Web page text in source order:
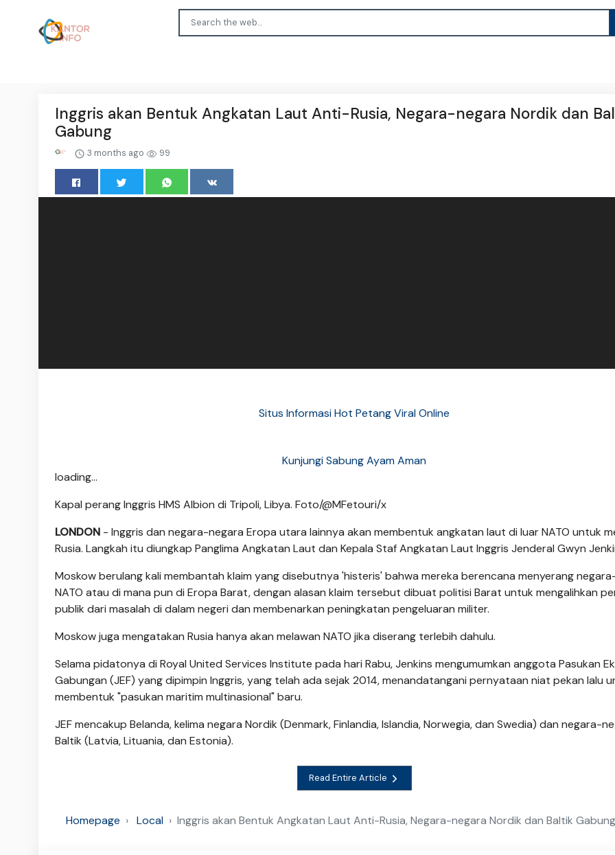
Inggris akan Bentuk Angkatan Laut Anti-Rusia, Negara-negara Nordik dan
Gabung
3 months ago 99
Situs Informasi Hot Petang Viral Online
Kunjungi Sabung Ayam Aman
loading...
Kapal perang Inggris HMS Albion di Tripoli, Libya. Foto/@MFetouri/x
LONDON - Inggris dan negara-negara Eropa utara lainnya akan membentuk angkatan laut di luar NATO untuk
Rusia. Langkah itu diungkap Panglima Angkatan Laut dan Kepala Staf Angkatan Laut Inggris Jenderal Gwyn
Moskow berulang kali membantah klaim yang disebutnya 'histeris' bahwa mereka berencana menyerang
NATO atau di mana pun di Eropa Barat, dengan alasan klaim tersebut dibuat politisi Barat untuk mengalihkan
publik dari masalah di dalam negeri dan membenarkan peningkatan pengeluaran militer.
Moskow juga mengatakan Rusia hanya akan melawan NATO jika diserang terlebih dahulu.
Selama pidatonya di Royal United Services Institute pada hari Rabu, Jenkins mengumumkan anggota Pasukan
Gabungan (JEF) yang dipimpin Inggris, yang telah ada sejak 2014, menandatangani pernyataan niat pekan lalu
membentuk "pasukan maritim multinasional" baru.
JEF mencakup Belanda, kelima negara Nordik (Denmark, Finlandia, Islandia, Norwegia, dan Swedia) dan negara-
Baltik (Latvia, Lituania, dan Estonia).
Read Entire Article
Homepage Local Inggris akan Bentuk Angkatan Laut Anti-Rusia, Negara-negara Nordik dan Baltik Gabung